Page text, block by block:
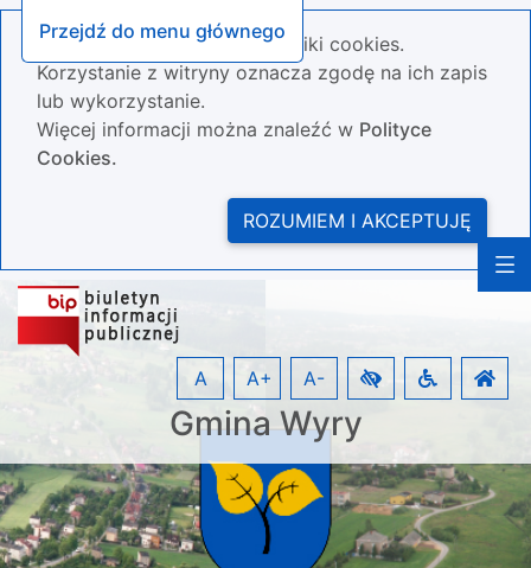
Przejdź do menu głównego
Nasza strona wykorzystuje pliki cookies.
Korzystanie z witryny oznacza zgodę na ich zapis
lub wykorzystanie.
Więcej informacji można znaleźć w Polityce
Cookies.
ROZUMIEM I AKCEPTUJĘ
Gmina Wyry
A A+ A-